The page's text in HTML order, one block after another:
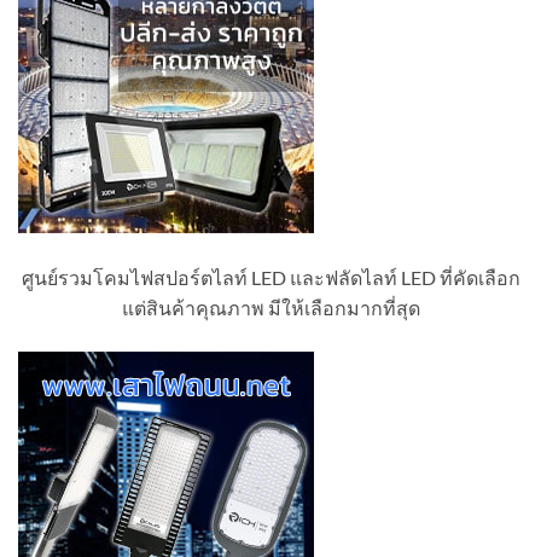
ศูนย์รวมโคมไฟสปอร์ตไลท์ LED และฟลัดไลท์ LED ที่คัดเลือก
แต่สินค้าคุณภาพ มีให้เลือกมากที่สุด